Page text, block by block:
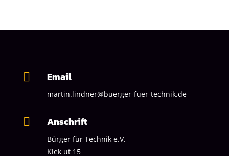
 Email
martin.lindner@buerger-fuer-technik.de
 Anschrift
Bürger für Technike.V.
Kiek ut 15